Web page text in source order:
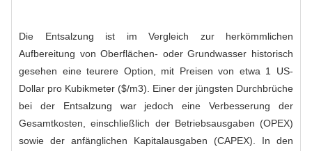
Die Entsalzung ist im Vergleich zur herkömmlichen
Aufbereitung von Oberflächen- oder Grundwasser historisch
gesehen eine teurere Option, mit Preisen von etwa 1 US-
Dollar pro Kubikmeter ($/m3). Einer der jüngsten Durchbrüche
bei der Entsalzung war jedoch eine Verbesserung der
Gesamtkosten, einschließlich der Betriebsausgaben (OPEX)
sowie der anfänglichen Kapitalausgaben (CAPEX). In den